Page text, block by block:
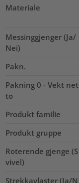
Materiale
Messinggjenger (Ja/
Nei)
Pakn.
Pakning 0 - Vekt net
to
Produkt familie
Produkt gruppe
Roterende gjenge (S
vivel)
Strekkavlaster (Ja/N